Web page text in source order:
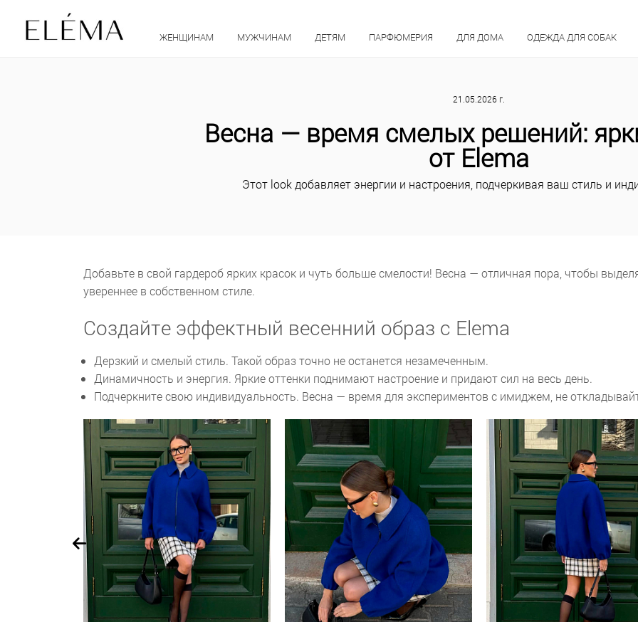
ЖЕНЩИНАМ МУЖЧИНАМ ДЕТЯМ ПАРФЮМЕРИЯ ДЛЯ ДОМА ОДЕЖДА ДЛЯ СОБАК
21.05.2026 г.
Весна — время смелых решений:
от Elema
Этот look добавляет энергии и настроения, подчеркивая ваш стиль и
Добавьте в свой гардероб ярких красок и чуть больше смелости! Весна — отличная пора, чтобы
увереннее в собственном стиле.
Создайте эффектный весенний образ с Elema
Дерзкий и смелый стиль. Такой образ точно не останется незамеченным.
Динамичность и энергия. Яркие оттенки поднимают настроение и придают сил на весь день.
Подчеркните свою индивидуальность. Весна — время для экспериментов с имиджем, не